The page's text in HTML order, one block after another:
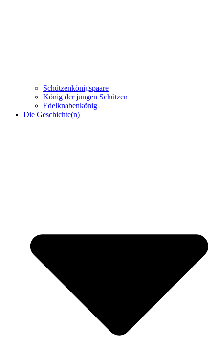
Schützenkönigspaare
König der jungen Schützen
Edelknabenkönig
Die Geschichte(n)